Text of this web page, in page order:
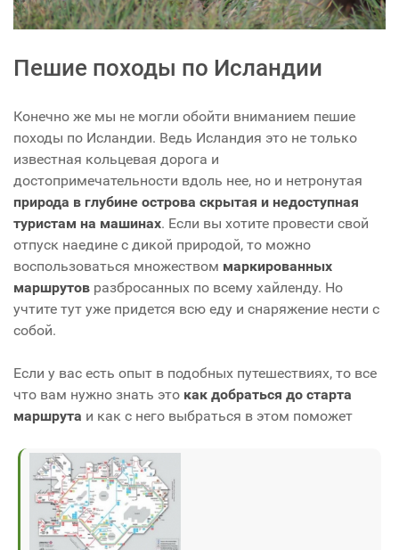
Пешие походы по Исландии
Конечно же мы не могли обойти вниманием пешие
походы по Исландии. Ведь Исландия это не только
известная кольцевая дорога и
достопримечательности вдоль нее, но и нетронутая
природа в глубине острова скрытая и недоступная
туристам на машинах. Если вы хотите провести свой
отпуск наедине с дикой природой, то можно
воспользоваться множеством маркированных
маршрутов разбросанных по всему хайленду. Но
учтите тут уже придется всю еду и снаряжение нести с
собой.
Если у вас есть опыт в подобных путешествиях, то все
что вам нужно знать это как добраться до старта
маршрута и как с него выбраться в этом поможет